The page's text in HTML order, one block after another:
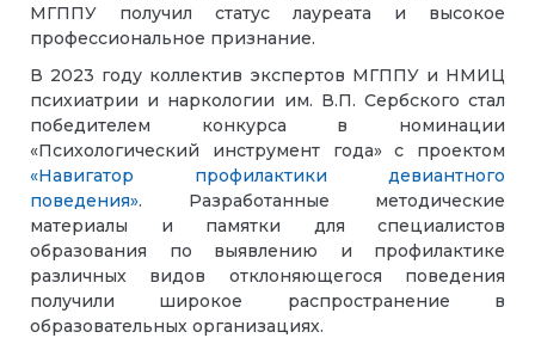
МГППУ получил статус лауреата и высокое
профессиональное признание.
В 2023 году коллектив экспертов МГППУ и НМИЦ
психиатрии и наркологии им. В.П. Сербского стал
победителем конкурса в номинации
«Психологический инструмент года» с проектом
«Навигатор профилактики девиантного
поведения». Разработанные методические
материалы и памятки для специалистов
образования по выявлению и профилактике
различных видов отклоняющегося поведения
получили широкое распространение в
образовательных организациях.